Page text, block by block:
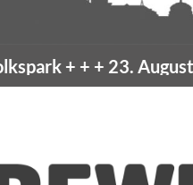
+ + + 23. August